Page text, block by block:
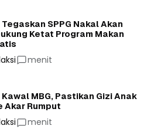
Tegaskan SPPG Nakal Akan
Ketat Program Makan
menit
Kawal MBG, Pastikan Gizi Anak
Akar Rumput
menit